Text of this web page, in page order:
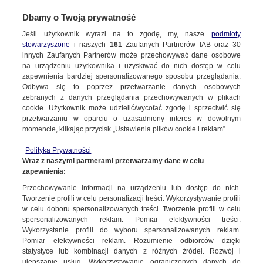
FAKTY | ZOBACZ FAKTY
Powódź w Hiszpanii zabiła ponad 200 osób. "Tam, gdzie mieszkam, nic
nie może dojechać"
NAJNOWSZE
ZOBACZ FAKTY
FAKTY PO FAKTACH
FAKTY O ŚWIECIE
WIĘCEJ
KANAŁY
Dzień dobry!
Jedno konto do wszystkich usług
Dbamy o Twoją prywatność
Jeśli użytkownik wyrazi na to zgodę, my, nasze podmioty
stowarzyszone i naszych 161Zaufanych Partnerów IAB oraz 30
innych Zaufanych Partnerów może przechowywać dane osobowe
na urządzeniu użytkownika i uzyskiwać do nich dostęp w celu
zapewnienia bardziej spersonalizowanego sposobu przeglądania.
Odbywa się to poprzez przetwarzanie danych osobowych
zebranych z danych przeglądania przechowywanych w plikach
cookie. Użytkownik może udzielić/wycofać zgodę i sprzeciwić się
przetwarzaniu w oparciu o uzasadniony interes w dowolnym
momencie, klikając przycisk „Ustawienia plików cookie i reklam”.
Polityka Prywatności
Wraz z naszymi partnerami przetwarzamy dane w celu
zapewnienia:
Przechowywanie informacji na urządzeniu lub dostęp do nich.
Tworzenie profili w celu personalizacji treści. Wykorzystywanie profili
w celu doboru spersonalizowanych treści. Tworzenie profili w celu
spersonalizowanych reklam. Pomiar efektywności treści.
Wykorzystanie profili do wyboru spersonalizowanych reklam.
Pomiar efektywności reklam. Rozumienie odbiorców dzięki
statystyce lub kombinacji danych z różnych źródeł. Rozwój i